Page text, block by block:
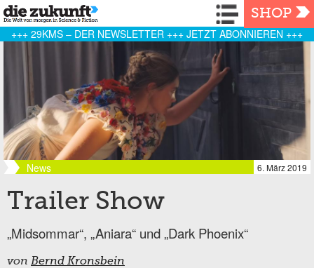
Navigation
SHOP
+++ 29KMS – DER NEWSLETTER +++ JETZT ABONNIEREN +++
News 6. März 2019
Trailer Show
„Midsommar“, „Aniara“ und „Dark Phoenix“
von Bernd Kronsbein